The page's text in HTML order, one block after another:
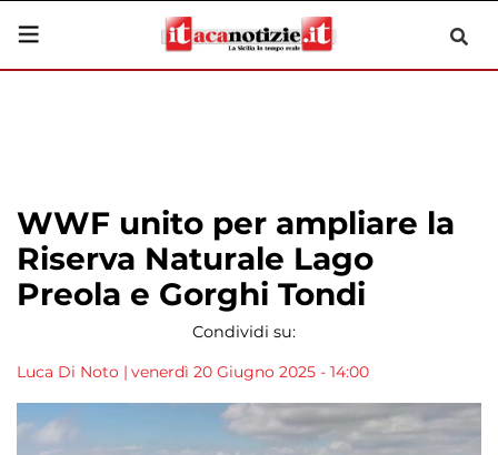
WWF unito per ampliare la
Riserva Naturale Lago
Preola e Gorghi Tondi
Condividi su:
Luca Di Noto | venerdì 20 Giugno 2025 - 14:00